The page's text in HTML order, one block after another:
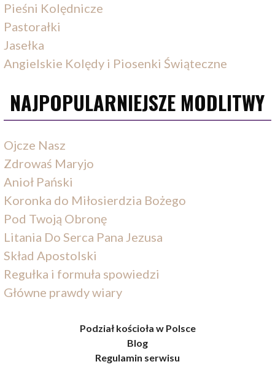
Pieśni Kolędnicze
Pastorałki
Jasełka
Angielskie Kolędy i Piosenki Świąteczne
NAJPOPULARNIEJSZE MODLITWY
Ojcze Nasz
Zdrowaś Maryjo
Anioł Pański
Koronka do Miłosierdzia Bożego
Pod Twoją Obronę
Litania Do Serca Pana Jezusa
Skład Apostolski
Regułka i formuła spowiedzi
Główne prawdy wiary
Podział kościoła w Polsce
Blog
Regulamin serwisu